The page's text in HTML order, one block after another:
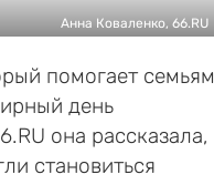
Анна Коваленко, 66.RU
помогает семьям
день
она рассказала,
становиться